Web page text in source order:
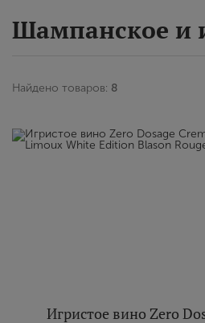
Шампанское и
Найдено товаров: 8
Игристое вино Zero